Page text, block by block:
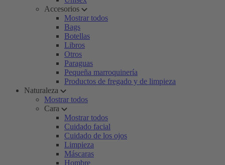
Accesorios
Mostrar todos
Bags
Botellas
Libros
Otros
Paraguas
Pequeña marroquinería
Productos de fregado y de limpieza
Naturaleza
Mostrar todos
Cara
Mostrar todos
Cuidado facial
Cuidado de los ojos
Limpieza
Máscaras
Hombre